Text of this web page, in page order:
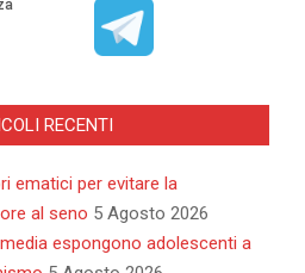
RECENTI
ematici per evitare la
al seno 5 Agosto 2026
espongono adolescenti a